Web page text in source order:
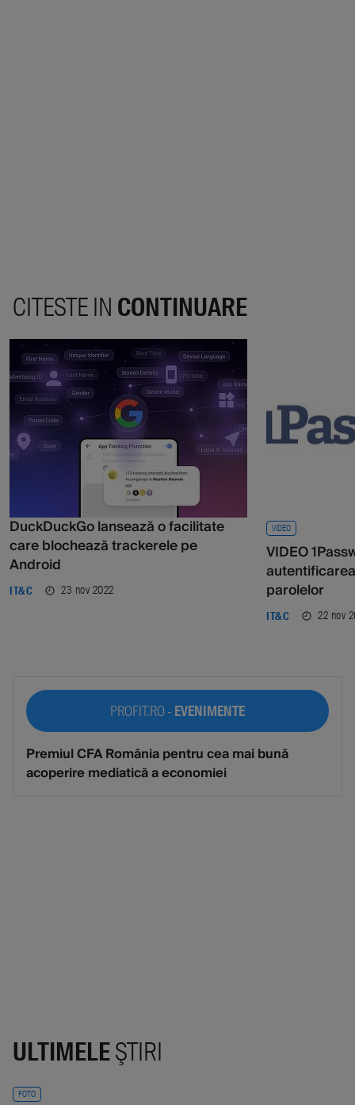
CITESTE IN CONTINUARE
DuckDuckGo lansează o facilitate
care blochează trackerele pe
Android
IT&C 23 nov 2022
VIDEO
VIDEO
parolelor
IT&C 22 nov
PROFIT.RO - EVENIMENTE
Premiul CFA România pentru cea mai bună
acoperire mediatică a economiei
ULTIMELEŞTIRI
FOTO